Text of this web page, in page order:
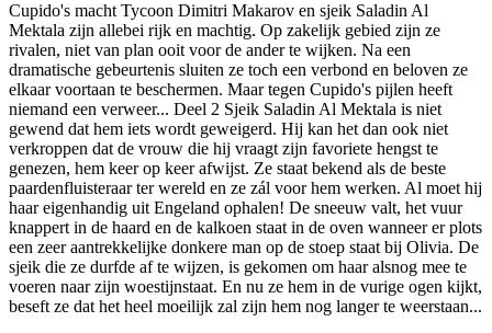
Cupido's macht Tycoon Dimitri Makarov en sjeik Saladin Al
Mektala zijn allebei rijk en machtig. Op zakelijk gebied zijn ze
rivalen, niet van plan ooit voor de ander te wijken. Na een
dramatische gebeurtenis sluiten ze toch een verbond en beloven ze
elkaar voortaan te beschermen. Maar tegen Cupido's pijlen heeft
niemand een verweer... Deel 2 Sjeik Saladin Al Mektala is niet
gewend dat hem iets wordt geweigerd. Hij kan het dan ook niet
verkroppen dat de vrouw die hij vraagt zijn favoriete hengst te
genezen, hem keer op keer afwijst. Ze staat bekend als de beste
paardenfluisteraar ter wereld en ze zál voor hem werken. Al moet hij
haar eigenhandig uit Engeland ophalen! De sneeuw valt, het vuur
knappert in de haard en de kalkoen staat in de oven wanneer er plots
een zeer aantrekkelijke donkere man op de stoep staat bij Olivia. De
sjeik die ze durfde af te wijzen, is gekomen om haar alsnog mee te
voeren naar zijn woestijnstaat. En nu ze hem in de vurige ogen kijkt,
beseft ze dat het heel moeilijk zal zijn hem nog langer te weerstaan...